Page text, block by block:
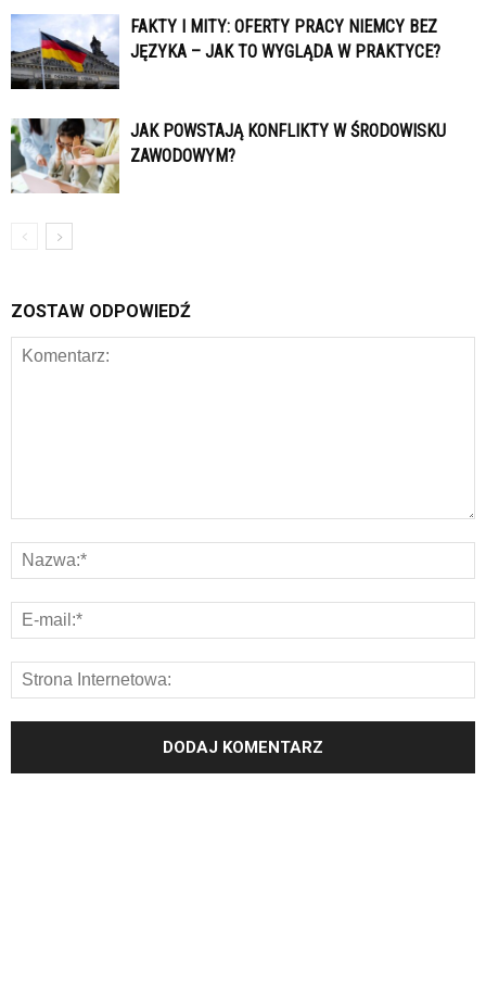
FAKTY I MITY: OFERTY PRACY NIEMCY BEZ
JĘZYKA – JAK TO WYGLĄDA W PRAKTYCE?
JAK POWSTAJĄ KONFLIKTY W ŚRODOWISKU
ZAWODOWYM?
ZOSTAW ODPOWIEDŹ